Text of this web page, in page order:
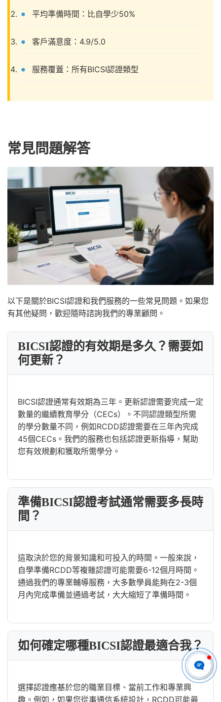
平均準備時間：比自學少50%
客戶滿意度：4.9/5.0
服務覆蓋：所有BICSI認證類型
常見問題解答
以下是關於BICSI認證和我們服務的一些常見問題。如果您
有其他疑問，歡迎隨時諮詢我們的專業顧問。
BICSI認證的有效期是多久？需要如
何更新？
BICSI認證通常有效期為三年。更新認證需要完成一定
數量的繼續教育學分（CECs）。不同認證類型所需
的學分數量不同，例如RCDD認證需要在三年內完成
45個CECs。我們的服務也包括認證更新指導，幫助
您有效規劃和獲取所需學分。
準備BICSI認證考試通常需要多長時
間？
這取決於您的背景知識和可投入的時間。一般來說，
自學準備RCDD等複雜認證可能需要6-12個月時間。
通過我們的專業輔導服務，大多數學員能夠在2-3個
月內完成準備並通過考試，大大縮短了準備時間。
如何確定哪種BICSI認證最適合我？
選擇認證應基於您的職業目標、當前工作和專業興
趣。例如，如果您從事通信系統設計，RCDD可能最